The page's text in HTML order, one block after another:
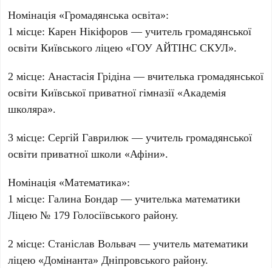
Номінація «Громадянська освіта»:
1 місце:Карен Нікіфоров — учитель громадянської
освіти Київського ліцею «ГОУ АЙТІНС СКУЛ».
2 місце:Анастасія Грідіна— вчителька громадянської
освіти Київської приватної гімназії «Академія
школяра».
3 місце:Сергій Гаврилюк— учитель громадянської
освіти приватної школи «Афіни».
Номінація «Математика»:
1 місце:Галина Бондар— учителька математики
Ліцею № 179 Голосіївського району.
2 місце:Станіслав Вольвач— учитель математики
ліцею «Домінанта» Дніпровського району.